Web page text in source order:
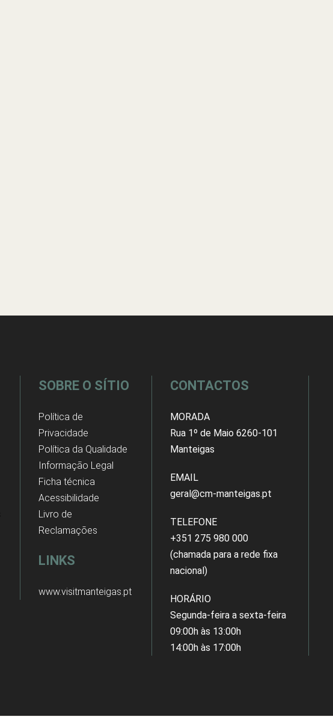
SOBRE O SÍTIO
Política de
Privacidade
Política da Qualidade
Informação Legal
Ficha técnica
Acessibilidade
Livro de
Reclamações
LINKS
www.visitmanteigas.pt
CONTACTOS
MORADA
Rua 1º de Maio 6260-101
Manteigas
EMAIL
geral@cm-manteigas.pt
TELEFONE
+351 275 980 000
(chamada para a rede fixa
nacional)
HORÁRIO
Segunda-feira a sexta-feira
09:00h às 13:00h
14:00h às 17:00h